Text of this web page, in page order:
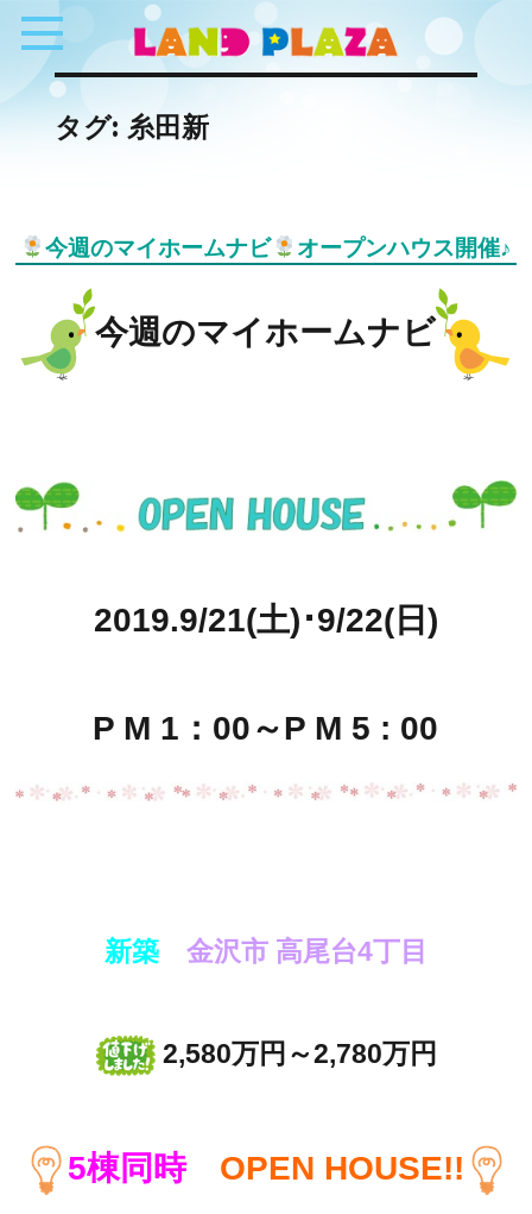
タグ: 糸田新
今週のマイホームナビ オープンハウス開催♪
今週のマイホームナビ
2019.9/21(土)･9/22(日)
P M 1：00～P M 5 : 00
新築金沢市 高尾台4丁目
2,580万円～2,780万円
5棟同時 OPEN HOUSE!!